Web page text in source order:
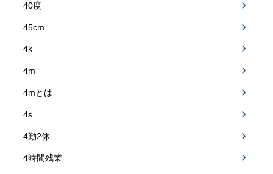
40度
45cm
4k
4m
4mとは
4s
4勤2休
4時間残業